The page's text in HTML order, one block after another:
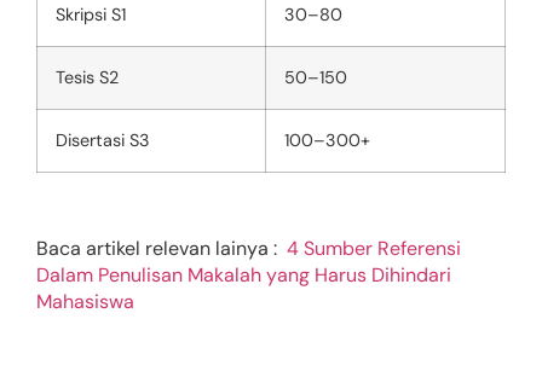
Skripsi S1 30–80
Tesis S2 50–150
Disertasi S3 100–300+
Baca artikel relevan lainya : 4 Sumber Referensi
Dalam Penulisan Makalah yang Harus Dihindari
Mahasiswa